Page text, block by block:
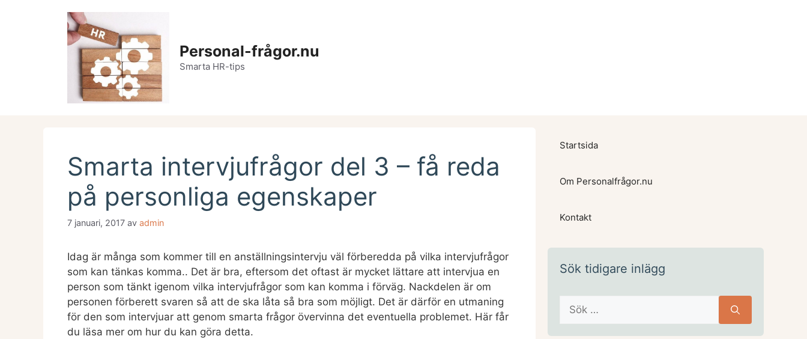
Personal-frågor.nu
Smarta HR-tips
Smarta intervjufrågor del 3 – få reda
på personliga egenskaper
7 januari, 2017 av admin
Idag är många som kommer till en anställningsintervju väl förberedda på vilka intervjufrågor
som kan tänkas komma.. Det är bra, eftersom det oftast är mycket lättare att intervjua en
person som tänkt igenom vilka intervjufrågor som kan komma i förväg. Nackdelen är om
personen förberett svaren så att de ska låta så bra som möjligt. Det är därför en utmaning
för den som intervjuar att genom smarta frågor övervinna det eventuella problemet. Här får
du läsa mer om hur du kan göra detta.
Startsida
Om Personalfrågor.nu
Kontakt
Sök tidigare inlägg
Sök
efter: